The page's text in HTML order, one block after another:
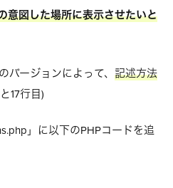
意図した場所に表示させたいと
バージョンによって、 記述方法
17行目)
」に以下のPHPコードを追